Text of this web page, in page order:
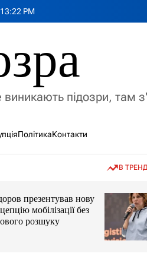
13:23 PM
підозри, там
ПолітикаКонтакти
В
презентував нову
мобілізації без
розшуку